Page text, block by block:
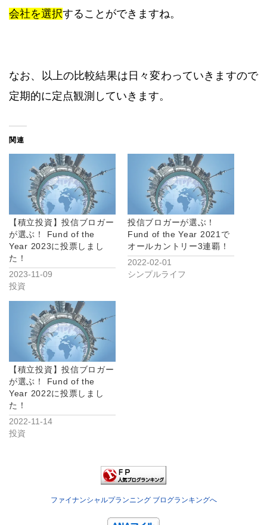
会社を選択することができますね。
なお、以上の比較結果は日々変わっていきますので
定期的に定点観測していきます。
関連
【積立投資】投信ブロガー
が選ぶ！ Fund of the
Year 2023に投票しまし
た！
2023-11-09
投資
投信ブロガーが選ぶ！
Fund of the Year 2021で
オールカントリー3連覇！
2022-02-01
シンプルライフ
【積立投資】投信ブロガー
が選ぶ！ Fund of the
Year 2022に投票しまし
た！
2022-11-14
投資
ファイナンシャルプランニング ブログランキングへ